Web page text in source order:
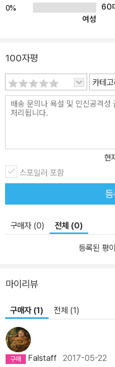
구멍까지 차올랐지만 그것을 가슴에 품고 사는 법을 배우게 되었다.”
어린 ‘에스키’는 시골 할머니 댁
족은 아파르트헤이트 체제하의
가지만, 에스키는 차츰 인종차별
분노한다. 마침내 교사가 되고 대
도구로만 키우는 교육 정책에 항
금지당한다. 아프리카민족회의
을 얻지 못하고 괴로워하던 에스
영국에서 이 책 『2번가에서』를
음파렐레에게 국가전복죄를 씌
두 입국을 금지했다. 음파렐레는
활을 이어갔고, 미국 덴버 대학교
들을 가르치며 정착할 수 있었으
도움이 되고자 인종차별과 저항
그는 대학 측의 노력으로 위트워
가 되었으며, 토착 문화를 보존하
만 남아공으로 돌아온 후 어릴 때
름인 에스키아로 개명했다. 한 독립적 인간(세대)의 성장기-내면화된
억압에서 벗어나기 극적인 무엇이 내 안에 자리 잡고 있었다. 정상적
인 과정의 일부로 받아들였던 것
쪽 “평생 구덩이 속에서 폭군에게 사다리를 내려달라고 매달리는 것
은 희생자가 품어야 할 화두가 아
지에서 자신이 진정 바라는 변화
0%
60
여성
100자평
카테고
현
스포일러 포함
구매자 (0) 전체 (0)
등록된 평
마이리뷰
구매자 (1) 전체 (1)
Falstaff 2017-05-22